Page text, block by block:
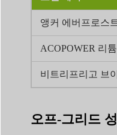
앵커 에버프로스
ACOPOWER 리
비트리프리고 브
오프-그리드